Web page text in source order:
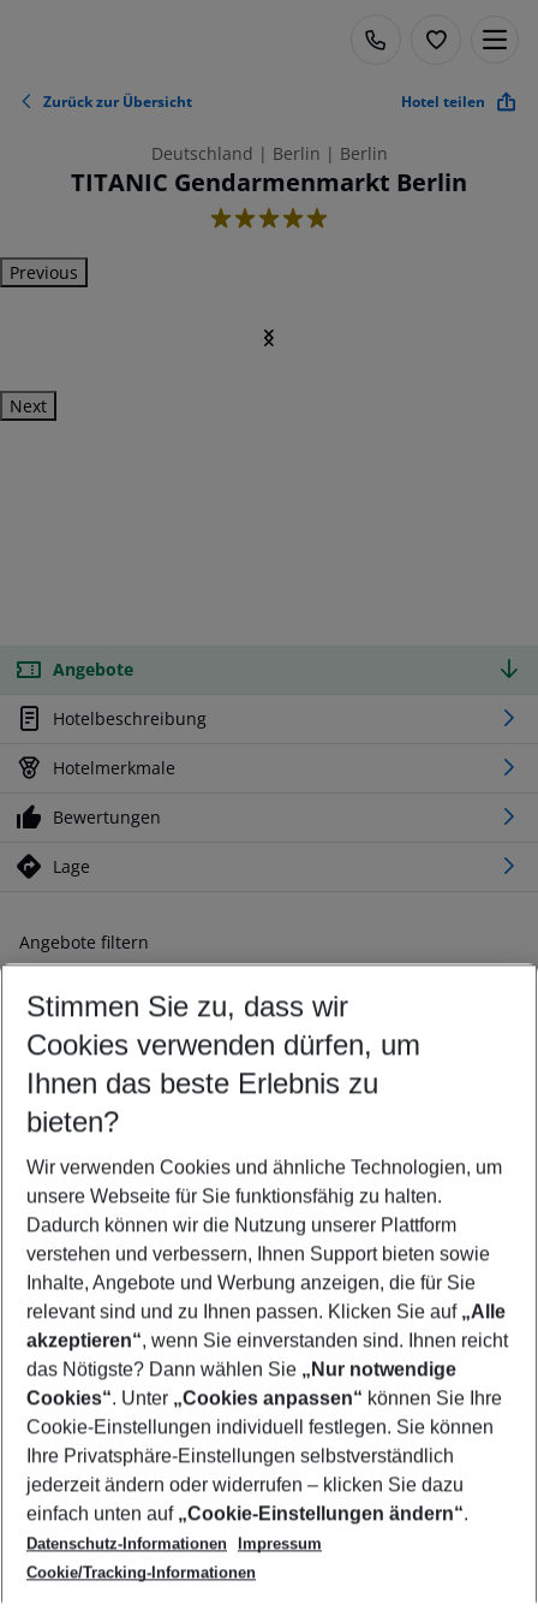
Zurück zur Übersicht Hotel teilen
Deutschland | Berlin | Berlin
TITANIC Gendarmenmarkt Berlin
5
Previous
Next
Angebote
Hotelbeschreibung
Hotelmerkmale
Bewertungen
Lage
Angebote filtern
Ändern Sie Ihre Kriterien nach Ihren Wünschen
Abflughafen wählen
Beliebiger Abflughafen
Reisezeitraum wählen
09.08.26– 07.08.27 5-8 Nächte
2 Erwachsene Keine Kinder
Mehr Filter anzeigen
Footer
Footer navigation
Über uns
AGB
Cookie-Einstellungen ändern
Cookie-Richtlinie
Datenschutz
Service & Hilfe
Barrierefreies Reisen
Check-in
Folgen Sie uns
Stimmen Sie zu, dass wir
Cookies verwenden dürfen, um
Ihnen das beste Erlebnis zu
bieten?
Wir verwenden Cookies und ähnliche Technologien, um
unsere Webseite für Sie funktionsfähig zu halten.
Dadurch können wir die Nutzung unserer Plattform
verstehen und verbessern, Ihnen Support bieten sowie
Inhalte, Angebote und Werbung anzeigen, die für Sie
relevant sind und zu Ihnen passen. Klicken Sie auf „Alle
akzeptieren“, wenn Sie einverstanden sind. Ihnen reicht
das Nötigste? Dann wählen Sie „Nur notwendige
Cookies“. Unter „Cookies anpassen“ können Sie Ihre
Cookie-Einstellungen individuell festlegen. Sie können
Ihre Privatsphäre-Einstellungen selbstverständlich
jederzeit ändern oder widerrufen – klicken Sie dazu
einfach unten auf „Cookie-Einstellungen ändern“.
Datenschutz-Informationen
Impressum
Cookie/Tracking-Informationen